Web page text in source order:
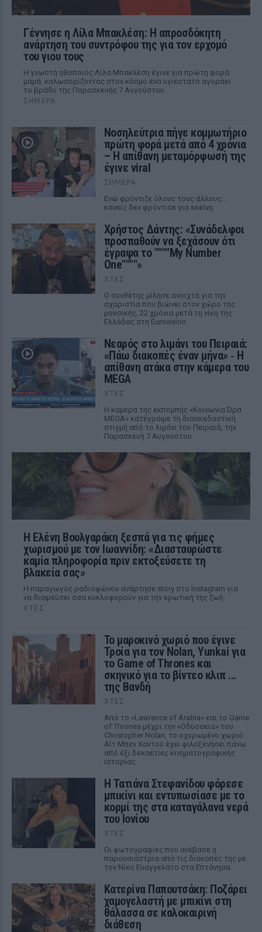
Γέννησε η Λίλα Μπακλέση: Η απροσδόκητη
ανάρτηση του συντρόφου της για τον ερχομό
του γιου τους
Η γνωστή ηθοποιός Λίλα Μπακλέση έγινε για πρώτη φορά
μαμά, καλωσορίζοντας στον κόσμο ένα υγιέστατο αγοράκι
το βράδυ της Παρασκευής 7 Αυγούστου.
ΣΉΜΕΡΑ
Νοσηλεύτρια πήγε κομμωτήριο
πρώτη φορά μετά από 4 χρόνια
– Η απίθανη μεταμόρφωσή της
έγινε viral
ΣΉΜΕΡΑ
Ενώ φρόντιζε όλους τους άλλους...
κανείς δεν φρόντισε για εκείνη
Χρήστος Δάντης: «Συνάδελφοι
προσπαθούν να ξεχάσουν ότι
έγραψα το """"My Number
One""""»
ΧΤΕΣ
Ο συνθέτης μίλησε ανοιχτά για την
αχαριστία που βιώνει στον χώρο της
μουσικής, 22 χρόνια μετά τη νίκη της
Ελλάδας στη Eurovision.
Νεαρός στο λιμάνι του Πειραιά:
«Πάω διακοπές έναν μήνα» ‑ Η
απίθανη ατάκα στην κάμερα του
MEGA
ΧΤΕΣ
Η κάμερα της εκπομπής «Κοινωνία Ώρα
MEGA» κατέγραψε τη διασκεδαστική
στιγμή από το λιμάνι του Πειραιά, την
Παρασκευή 7 Αυγούστου.
Η Ελένη Βουλγαράκη ξεσπά για τις φήμες
χωρισμού με τον Ιωαννίδη: «Διασταυρώστε
καμία πληροφορία πριν εκτοξεύσετε τη
βλακεία σας»
Η παραγωγός ραδιοφώνου ανάρτησε story στο Instagram για
να διαψεύσει όσα κυκλοφορούν για την ερωτική της ζωή
ΧΤΕΣ
Το μαροκινό χωριό που έγινε
Τροία για τον Nolan, Yunkai για
το Game of Thrones και
σκηνικό για το βίντεο κλιπ ...
της Βανδή
ΧΤΕΣ
Από το «Lawrence of Arabia» και το Game
of Thrones μέχρι την «Οδύσσεια» του
Christopher Nolan, το οχυρωμένο χωριό
Αΐτ Μπεν Χαντού έχει φιλοξενήσει πάνω
από έξι δεκαετίες κινηματογραφικής
ιστορίας
Η Τατιάνα Στεφανίδου φόρεσε
μπικίνι και εντυπωσίασε με το
κορμί της στα καταγάλανα νερά
του Ιονίου
ΧΤΕΣ
Οι φωτογραφίες που ανέβασε η
παρουσιάστρια από τις διακοπές της με
τον Νίκο Ευαγγελάτο στα Επτάνησα
Κατερίνα Παπουτσάκη: Ποζάρει
χαμογελαστή με μπικίνι στη
θάλασσα σε καλοκαιρινή
διάθεση